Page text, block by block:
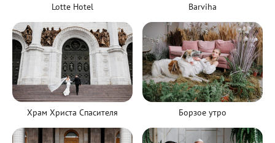
Lotte Hotel Barviha
Храм Христа Спасителя Борзое утро